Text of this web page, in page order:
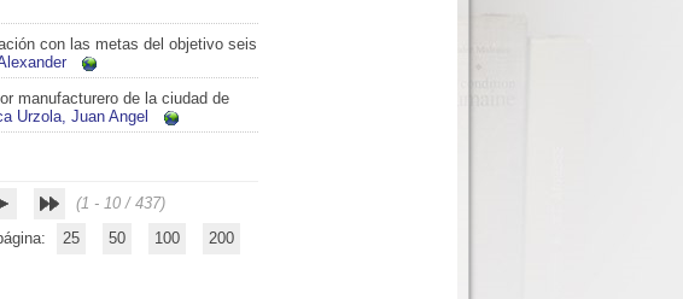
con las metas del objetivo seis
manufacturero de la ciudad de
Urzola, Juan Angel
(1 - 10 / 437)
25 50 100 200